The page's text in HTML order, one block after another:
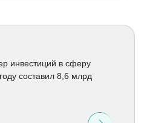
инвестиций в сферу
составил 8,6 млрд